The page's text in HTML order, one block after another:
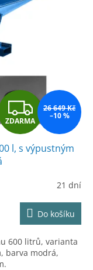
Z
D
A
M
A
ZDARMA
26 649 Kč
–10 %
l, s výpustným
21 dní
Do košíku
600 litrů, varianta
barva modrá,